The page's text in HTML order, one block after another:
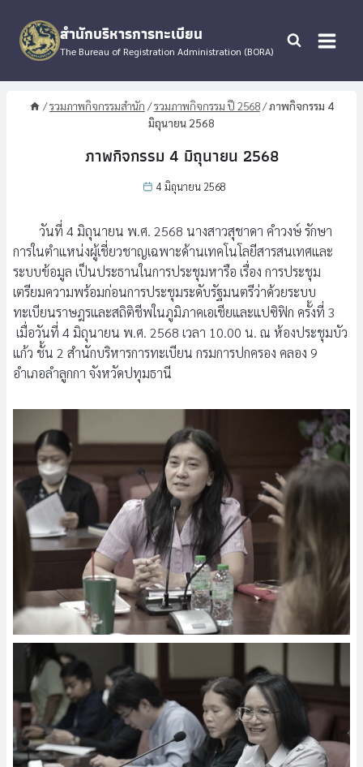
content
สำนักบริหารการทะเบียน
The Bureau of Registration Administration (BORA)
/รวมภาพกิจกรรมสำนัก /รวมภาพกิจกรรม ปี 2568/ภาพกิจกรรม 4
มิถุนายน 2568
ภาพกิจกรรม 4 มิถุนายน 2568
4 มิถุนายน 2568
วันที่ 4 มิถุนายน พ.ศ. 2568 นางสาวสุชาดา คำวงษ์ รักษา
การในตำแหน่งผู้เชี่ยวชาญเฉพาะด้านเทคโนโลยีสารสนเทศและ
ระบบข้อมูล เป็นประธานในการประชุมหารือ เรื่อง การประชุม
เตรียมความพร้อมก่อนการประชุมระดับรัฐมนตรีว่าด้วยระบบ
ทะเบียนราษฎรและสถิติชีพในภูมิภาคเอเชียและแปซิฟิก ครั้งที่ 3
เมื่อวันที่ 4 มิถุนายน พ.ศ. 2568 เวลา 10.00 น. ณ ห้องประชุมบัว
แก้ว ชั้น 2 สำนักบริหารการทะเบียน กรมการปกครอง คลอง 9
อำเภอลำลูกกา จังหวัดปทุมธานี